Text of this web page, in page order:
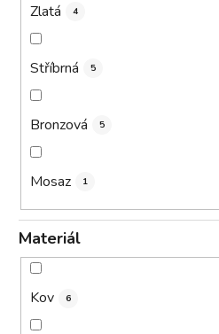
Zlatá 4
Stříbrná 5
Bronzová 5
Mosaz 1
Materiál
Kov 6